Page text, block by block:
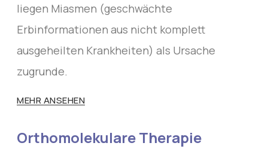
liegen Miasmen (geschwächte
Erbinformationen aus nicht komplett
ausgeheilten Krankheiten) als Ursache
zugrunde.
MEHR ANSEHEN
Orthomolekulare Therapie